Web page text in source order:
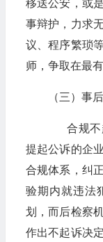
移送公安，或
事辩护，力求
议、程序繁琐
师，争取在最
（三）事
合规不
提起公诉的企
合规体系，纠
验期内就违法
划，而后检察
作出不起诉决